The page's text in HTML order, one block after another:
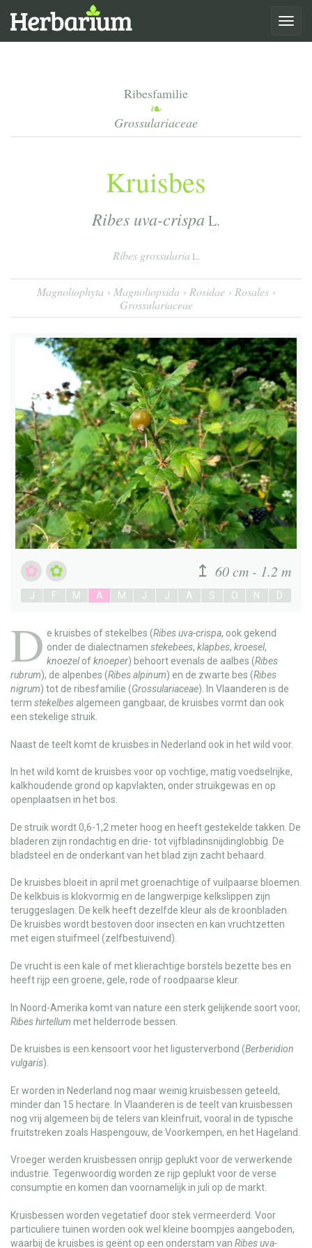
Toggle
Ribesfamilie
Grossulariaceae
Kruisbes
Ribes uva-crispa L.
Ribes grossularia L.
Magnoliophyta Magnoliopsida Rosidae
Rosales
Grossulariaceae
60 cm - 1.2 m
J F M A M J J A S O N D
D e kruisbes ofstekelbes (Ribes uva-crispa, ook gekend
onder de dialectnamenstekebees,klapbes,kroesel,
knoezelofknoeper) behoort evenals de aalbes (Ribes
rubrum), de alpenbes (Ribes alpinum) en de zwarte bes (Ribes
nigrum) tot de ribesfamilie (Grossulariaceae). In Vlaanderen is de
term stekelbes algemeen gangbaar, de kruisbes vormt dan ook
een stekelige struik.
Naast de teelt komt de kruisbes in Nederland ook in het wild voor.
In het wild komt de kruisbes voor op vochtige, matig voedselrijke,
kalkhoudende grond op kapvlakten, onder struikgewas en op
openplaatsen in het bos.
De struik wordt 0,6-1,2 meter hoog en heeft gestekelde takken. De
bladeren zijn rondachtig en drie- tot vijfbladinsnijdinglobbig. De
bladsteel en de onderkant van het blad zijn zacht behaard.
De kruisbes bloeit in april met groenachtige of vuilpaarse bloemen.
De kelkbuis is klokvormig en de langwerpige kelkslippen zijn
teruggeslagen. De kelk heeft dezelfde kleur als de kroonbladen.
De kruisbes wordt bestoven door insecten en kan vruchtzetten
met eigen stuifmeel (zelfbestuivend).
De vrucht is een kale of met klierachtige borstels bezette bes en
heeft rijp een groene, gele, rode of roodpaarse kleur.
In Noord-Amerika komt van nature een sterk gelijkende soort voor,
Ribes hirtellum met helderrode bessen.
De kruisbes is een kensoort voor het ligusterverbond (Berberidion
vulgaris).
Er worden in Nederland nog maar weinig kruisbessen geteeld,
minder dan 15 hectare. In Vlaanderen is de teelt van kruisbessen
nog vrij algemeen bij de telers van kleinfruit, vooral in de typische
fruitstreken zoals Haspengouw, de Voorkempen, en het Hageland.
Vroeger werden kruisbessen onrijp geplukt voor de verwerkende
industrie. Tegenwoordig worden ze rijp geplukt voor de verse
consumptie en komen dan voornamelijk in juli op de markt.
Kruisbessen worden vegetatief door stek vermeerderd. Voor
particuliere tuinen worden ook wel kleine boompjes aangeboden,
waarbij de kruisbes is geënt op een onderstam van Ribes uva-